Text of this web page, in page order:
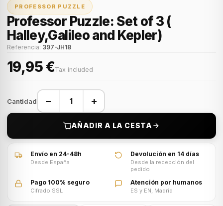
PROFESSOR PUZZLE
Professor Puzzle: Set of 3 (
Halley,Galileo and Kepler)
Referencia: 397-JH18
19,95 €Tax included
Cantidad − +
AÑADIR A LA CESTA
Envío en 24-48h
Desde España
Devolución en 14 días
Desde la recepción del
pedido
Pago 100% seguro
Cifrado SSL
Atención por humanos
ES y EN, Madrid